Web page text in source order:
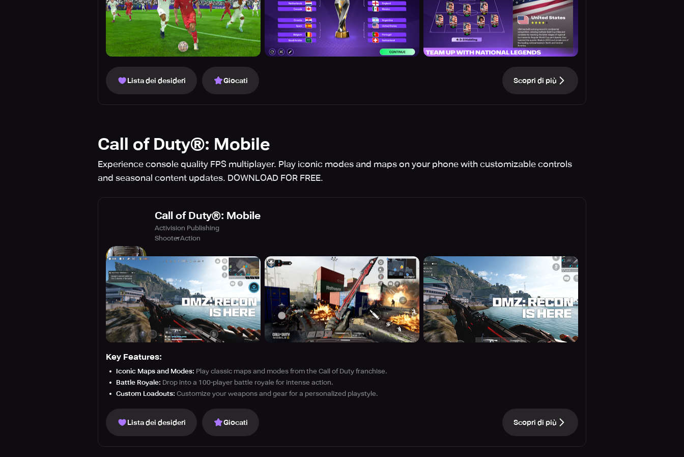
Lista dei desideri Giocati Scopri di più
Call of Duty®: Mobile
Experience console quality FPS multiplayer. Play iconic modes and maps on your phone with customizable controls
and seasonal content updates. DOWNLOAD FOR FREE.
Call of Duty®: Mobile
Activision Publishing
ShooterAction
Key Features:
Iconic Maps and Modes: Play classic maps and modes from the Call of Duty franchise.
Battle Royale: Drop into a 100-player battle royale for intense action.
Custom Loadouts: Customize your weapons and gear for a personalized playstyle.
Lista dei desideri Giocati Scopri di più